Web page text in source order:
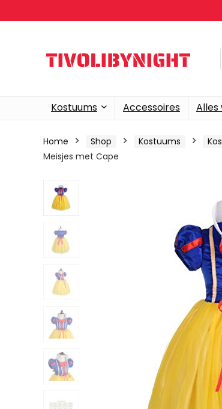
Kostuums Accessoires Alles
Home Shop Kostuums
Meisjes met Cape